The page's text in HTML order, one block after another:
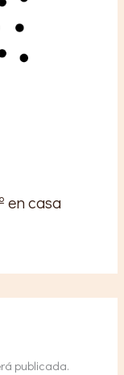
en casa
publicada.